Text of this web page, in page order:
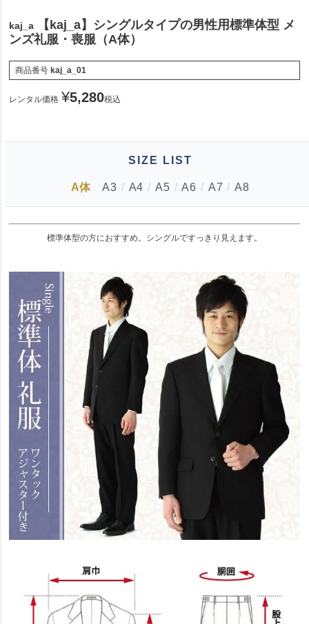
kaj_a
【kaj_a】シングルタイプの男性用標準体型 メ
ンズ礼服・喪服（A体）
商品番号 kaj_a_01
レンタル価格 ¥5,280税込
SIZE LIST
A体 A3 / A4 / A5 / A6 / A7 / A8
標準体型の方におすすめ。シングルですっきり見えます。